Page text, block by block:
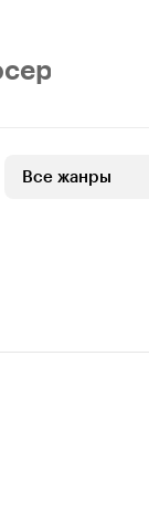
Все жанры